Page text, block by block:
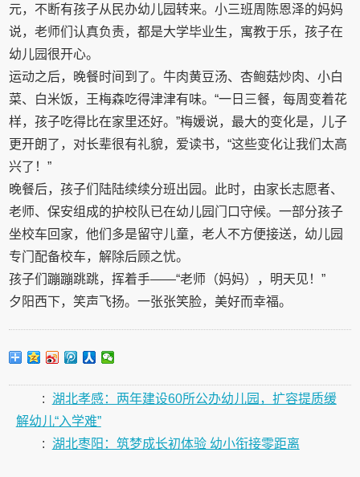
元，不断有孩子从民办幼儿园转来。小三班周陈恩泽的妈妈
说，老师们认真负责，都是大学毕业生，寓教于乐，孩子在
幼儿园很开心。
运动之后，晚餐时间到了。牛肉黄豆汤、杏鲍菇炒肉、小白
菜、白米饭，王梅森吃得津津有味。“一日三餐，每周变着花
样，孩子吃得比在家里还好。”梅媛说，最大的变化是，儿子
更开朗了，对长辈很有礼貌，爱读书，“这些变化让我们太高
兴了！”
晚餐后，孩子们陆陆续续分班出园。此时，由家长志愿者、
老师、保安组成的护校队已在幼儿园门口守候。一部分孩子
坐校车回家，他们多是留守儿童，老人不方便接送，幼儿园
专门配备校车，解除后顾之忧。
孩子们蹦蹦跳跳，挥着手——“老师（妈妈），明天见！”
夕阳西下，笑声飞扬。一张张笑脸，美好而幸福。
: 湖北孝感：两年建设60所公办幼儿园，扩容提质缓
解幼儿“入学难”
: 湖北枣阳：筑梦成长初体验 幼小衔接零距离